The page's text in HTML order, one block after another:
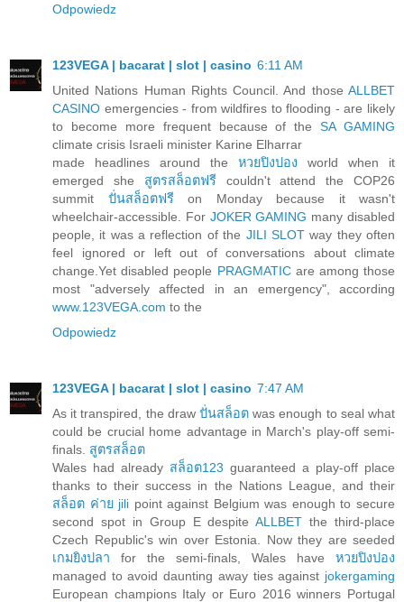
Odpowiedz
123VEGA | bacarat | slot | casino 6:11 AM
United Nations Human Rights Council. And those ALLBET
CASINO emergencies - from wildfires to flooding - are likely
to become more frequent because of theSA GAMING
climate crisis Israeli minister Karine Elharrar
made headlines around the หวยปิงปอง world when it
emerged she สูตรสล็อตฟรีcouldn't attend the COP26
summit ปั่นสล็อตฟรีon Monday because it wasn't
wheelchair-accessible. For JOKER GAMING many disabled
people, it was a reflection of the JILI SLOTway they often
feel ignored or left out of conversations about climate
change.Yet disabled people PRAGMATICare among those
most "adversely affected in an emergency", according
www.123VEGA.com to the
Odpowiedz
123VEGA | bacarat | slot | casino 7:47 AM
As it transpired, the draw ปั่นสล็อต was enough to seal what
could be crucial home advantage in March's play-off semi-
finals. สูตรสล็อต
Wales had already สล็อต123 guaranteed a play-off place
thanks to their success in the Nations League, and their
สล็อต ค่าย jili point against Belgium was enough to secure
second spot in Group E despiteALLBET the third-place
Czech Republic's win over Estonia. Now they are seeded
เกมยิงปลา for the semi-finals, Wales have หวยปิงปอง
managed to avoid daunting away ties against jokergaming
European champions Italy or Euro 2016 winners Portugal